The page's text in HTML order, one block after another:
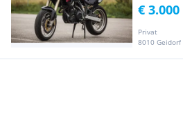
Privat
8010 Geidorf
€ 3.000